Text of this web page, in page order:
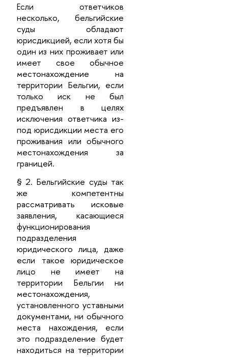
Если ответчиков
несколько, бельгийские
суды обладают
юрисдикцией, если хотя бы
один из них проживает или
имеет свое обычное
местонахождение на
территории Бельгии, если
только иск не был
предъявлен в целях
исключения ответчика из-
под юрисдикции места его
проживания или обычного
местонахождения за
границей.
§ 2. Бельгийские суды так
же компетентны
рассматривать исковые
заявления, касающиеся
функционирования
подразделения
юридического лица, даже
если такое юридическое
лицо не имеет на
территории Бельгии ни
местонахождения,
установленного уставными
документами, ни обычного
места нахождения, если
это подразделение будет
находиться на территории